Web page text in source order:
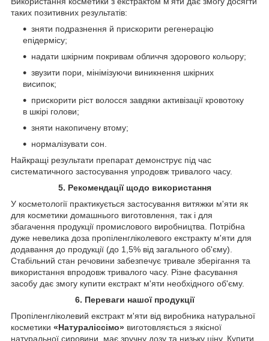
таких позитивних результатів:
зняти подразнення й прискорити регенерацію
епідермісу;
надати шкірним покривам обличчя здорового кольору;
звузити пори, мінімізуючи виникнення шкірних
висипок;
прискорити ріст волосся завдяки активізації кровотоку
в шкірі голови;
зняти накопичену втому;
нормалізувати сон.
Найкращі результати препарат демонструє під час
систематичного застосування упродовж тривалого часу.
5. Рекомендації щодо використання
У косметології практикується застосування витяжки м'яти як
для косметики домашнього виготовлення, так і для
збагачення продукції промислового виробництва. Потрібна
дуже невелика доза пропіленгліколевого екстракту м'яти для
додавання до продукції (до 1,5% від загального об'єму).
Стабільний стан речовини забезпечує тривале зберігання та
використання впродовж тривалого часу. Різне фасування
засобу дає змогу купити екстракт м'яти необхідного об'єму.
6. Переваги нашої продукції
Пропіленгліколевий екстракт м'яти від виробника натуральної
косметики «Натураліссімо» виготовляється з якісної
натуральної сировини, має зручну дозу та низьку ціну. Купити